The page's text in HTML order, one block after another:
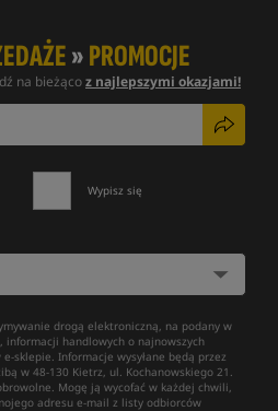
»PROMOCJE
na bieżącoz najlepszymi okazjami!
Wypisz się
drogą elektroniczną, na podany w
informacji handlowych o najnowszych
sklepie. Informacje wysyłane będą przez
w 48-130 Kietrz, ul. Kochanowskiego 21.
Mogę ją wycofać w każdej chwili,
adresu e-mail z listy odbiorców